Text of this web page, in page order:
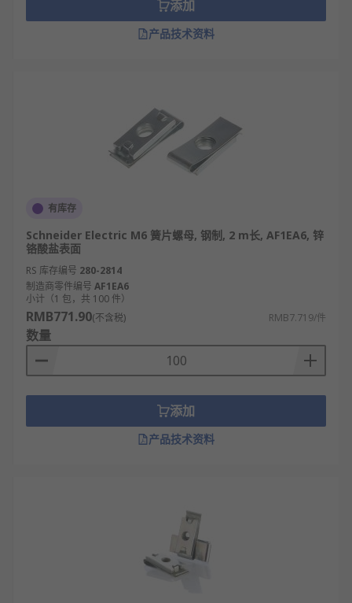
添加
产品技术资料
有库存
Schneider Electric M6 簧片螺母, 钢制, 2 m长, AF1EA6, 锌
铬酸盐表面
RS 库存编号 280-2814
制造商零件编号 AF1EA6
小计（1 包，共 100 件）
RMB771.90(不含税) RMB7.719/件
数量
添加
产品技术资料